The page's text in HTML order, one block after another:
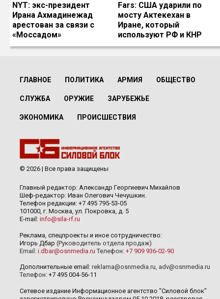
NYT: экс-президент
Ирана Ахмадинежад
арестован за связи с
«Моссадом»
Fars: США ударили по
мосту Актекехан в
Иране, который
используют РФ и КНР
ГЛАВНОЕ ПОЛИТИКА АРМИЯ ОБЩЕСТВО
СЛУЖБА ОРУЖИЕ ЗАРУБЕЖЬЕ
ЭКОНОМИКА ПРОИСШЕСТВИЯ
© 2026 | Все права защищены
Главный редактор: Александр Георгиевич Михайлов
Шеф-редактор: Иван Олегович Чечушкин.
Телефон редакции: +7 495 795-53-05
101000, г. Москва, ул. Покровка, д. 5
E-mail: info@sila-rf.ru
Реклама, спецпроекты и иное сотрудничество:
Игорь Дбар (Руководитель отдела продаж)
Email: i.dbar@osnmedia.ru Телефон: +7 909 936-02-90
Дополнительные email: reklama@osnmedia.ru, adv@osnmedia.ru
Телефон: +7 495 004-56-11
Сетевое издание Информационное агентство "Силовой блок"